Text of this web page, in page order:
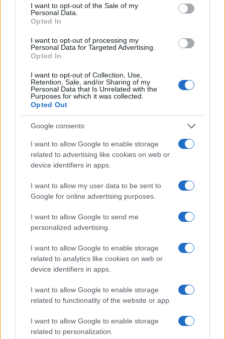
I want to opt-out of the Sale of my
Personal Data.
Opted In
I want to opt-out of processing my
Personal Data for Targeted Advertising.
Opted In
I want to opt-out of Collection, Use,
Retention, Sale, and/or Sharing of my
Personal Data that Is Unrelated with the
Purposes for which it was collected.
Opted Out
Google consents
I want to allow Google to enable storage
related to advertising like cookies on web or
device identifiers in apps.
I want to allow my user data to be sent to
Google for online advertising purposes.
I want to allow Google to send me
personalized advertising.
I want to allow Google to enable storage
related to analytics like cookies on web or
device identifiers in apps.
I want to allow Google to enable storage
related to functionality of the website or app.
I want to allow Google to enable storage
related to personalization.
significativo a preparare il reinserimento di queste
persone”.
Discorso squisitamente politico, imbevuto
approccio burocratico salvifico
sinistra paternalistica. Ma credere che dopo 30
anni di mancato adeguamento, meglio chiamarlo
così, basti l’ennesimo carrozzone pubblico nella
fattispecie in mano alla sinistra toscana a
risolvere, ad agevolare l’integrazione che non c’è e
non può esserci, ha dello sbalorditivo, fa cascare
le braccia e non solo le braccia.
Le ricette della prima presidente di
sono molto gradite, molto pompate dalla stampa
propagandistica di sinistra cui piace l’equazione
contenimento uguale deportazione, ma non sta
scritto da nessuna parte che dei primitivi disposti
a tutto meno che a sottostare a leggi che non
conoscono, di cui non hanno coscienza, debbano
essere compresi, garantiti oltre ogni
opportunità negate agli indigeni chiamati a